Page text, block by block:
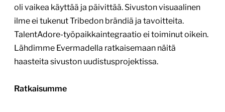
oli vaikea käyttää ja päivittää. Sivuston visuaalinen
ilme ei tukenut Tribedon brändiä ja tavoitteita.
TalentAdore-työpaikkaintegraatio ei toiminut oikein.
Lähdimme Evermadella ratkaisemaan näitä
haasteita sivuston uudistusprojektissa.
Ratkaisumme